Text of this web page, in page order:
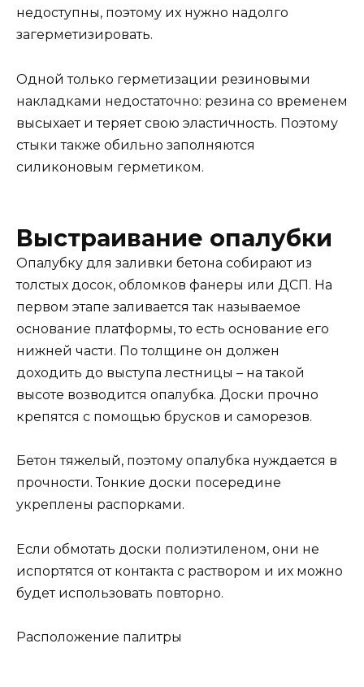
недоступны, поэтому их нужно надолго
загерметизировать.
Одной только герметизации резиновыми
накладками недостаточно: резина со временем
высыхает и теряет свою эластичность. Поэтому
стыки также обильно заполняются
силиконовым герметиком.
Выстраивание опалубки
Опалубку для заливки бетона собирают из
толстых досок, обломков фанеры или ДСП. На
первом этапе заливается так называемое
основание платформы, то есть основание его
нижней части. По толщине он должен
доходить до выступа лестницы – на такой
высоте возводится опалубка. Доски прочно
крепятся с помощью брусков и саморезов.
Бетон тяжелый, поэтому опалубка нуждается в
прочности. Тонкие доски посередине
укреплены распорками.
Если обмотать доски полиэтиленом, они не
испортятся от контакта с раствором и их можно
будет использовать повторно.
Расположение палитры